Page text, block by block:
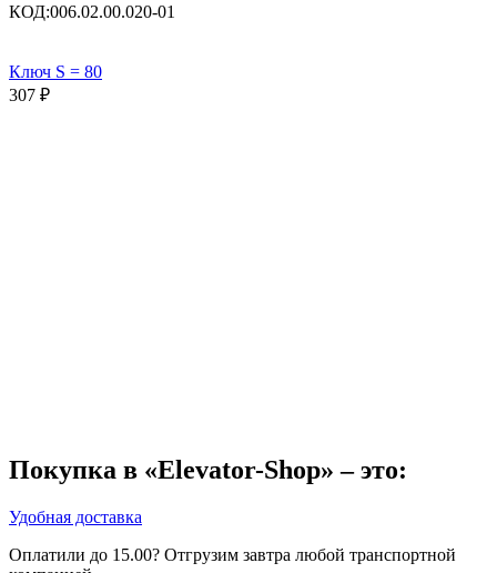
КОД:006.02.00.020-01
Ключ S = 80
307 ₽
Покупка в «Elevator-Shop» – это:
Удобная доставка
Оплатили до 15.00? Отгрузим завтра любой транспортной